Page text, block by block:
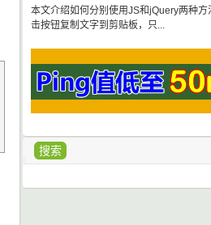
本文介绍如何分别使用JS和jQuery两种方
击按钮复制文字到剪贴板，只...
搜索